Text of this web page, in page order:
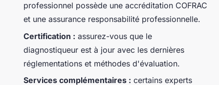
professionnel possède une accréditation COFRAC
et une assurance responsabilité professionnelle.
Certification : assurez-vous que le
diagnostiqueur est à jour avec les dernières
réglementations et méthodes d'évaluation.
Services complémentaires : certains experts